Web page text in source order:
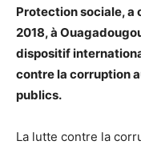
Protection sociale, a
2018, à
dispositif
contre la corruption
publics.
La lutte contre la